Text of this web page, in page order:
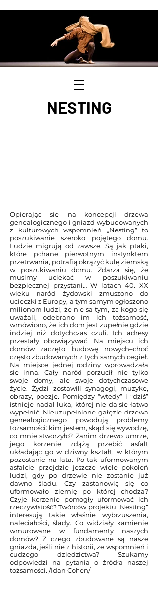
NESTING
Opierając się na koncepcji drzewa
genealogicznego i gniazd wybudowanych
z kulturowych wspomnień „Nesting” to
poszukiwanie szeroko pojętego domu.
Ludzie migrują od zawsze. Są jak ptaki,
które pchane pierwotnym instynktem
przetrwania, potrafią okrążyć kulę ziemską
w poszukiwaniu domu. Zdarza się, że
musimy uciekać w poszukiwaniu
bezpiecznej przystani… W latach 40. XX
wieku naród żydowski zmuszono do
ucieczki z Europy, a tym samym ogłoszono
milionom ludzi, że nie są tym, za kogo się
uważali, odebrano im ich tożsamość,
wmówiono, że ich dom jest zupełnie gdzie
indziej niż dotychczas czuli. Ich adresy
przestały obowiązywać. Na miejscu ich
domów zaczęto budowę nowych–choć
często zbudowanych z tych samych cegieł.
Na miejsce jednej rodziny wprowadzała
się inna. Cały naród porzucił nie tylko
swoje domy, ale swoje dotychczasowe
życie. Żydzi zostawili synagogi, muzykę,
obrazy, poezję. Pomiędzy “wtedy” i “dziś”
istnieje nadal luka, której nie da się łatwo
wypełnić. Nieuzupełnione gałęzie drzewa
genealogicznego powodują problemy
tożsamości: kim jestem, skąd się wywodzę,
co mnie stworzyło? Zanim drzewo umrze,
jego korzenie zdążą przebić asfalt
układając go w dziwny kształt, w którym
pozostanie na lata. Po tak uformowanym
asfalcie przejdzie jeszcze wiele pokoleń
ludzi, gdy po drzewie nie zostanie już
dawno śladu. Czy zastanowią się co
uformowało ziemię po której chodzą?
Czyje korzenie pomogły uformować ich
rzeczywistość? Twórców projektu „Nesting”
interesują takie właśnie wybrzuszenia,
naleciałości, ślady. Co widziały kamienie
wmurowane w fundamenty naszych
domów? Z czego zbudowane są nasze
gniazda, jeśli nie z historii, ze wspomnień i
cudzego dziedzictwa? Szukamy
odpowiedzi na pytania o źródła naszej
tożsamości. /Idan Cohen/